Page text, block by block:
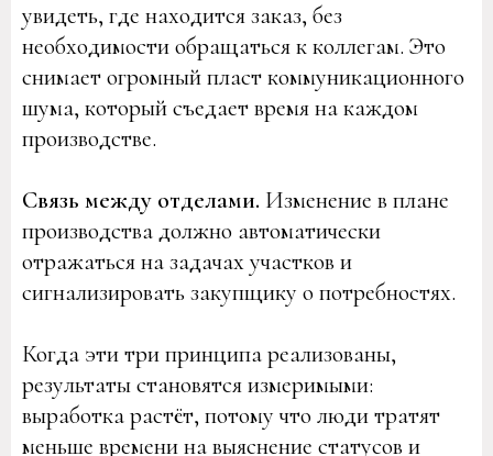
увидеть, где находится заказ, без
необходимости обращаться к коллегам. Это
снимает огромный пласт коммуникационного
шума, который съедает время на каждом
производстве.
Связь между отделами. Изменение в плане
производства должно автоматически
отражаться на задачах участков и
сигнализировать закупщику о потребностях.
Когда эти три принципа реализованы,
результаты становятся измеримыми:
выработка растёт, потому что люди тратят
меньше времени на выяснение статусов и